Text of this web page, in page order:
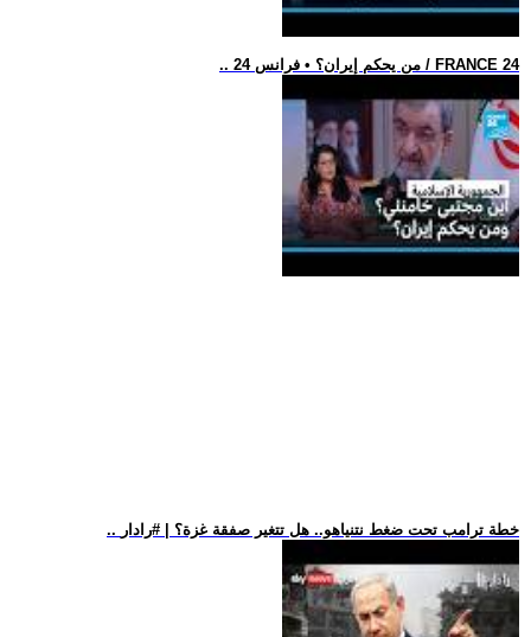
.. من يحكم إيران؟ • فرانس 24 / FRANCE 24
.. خطة ترامب تحت ضغط نتنياهو.. هل تتغير صفقة غزة؟ | #رادار